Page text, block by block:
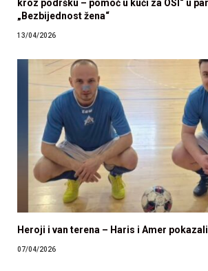
kroz podršku – pomoć u kući za OSI“ u
„Bezbijednost žena“
13/04/2026
Heroji i van terena – Haris i Amer
07/04/2026